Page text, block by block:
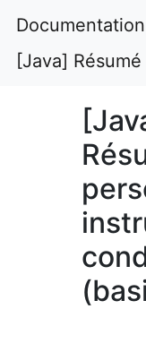
Documentation
[Java]